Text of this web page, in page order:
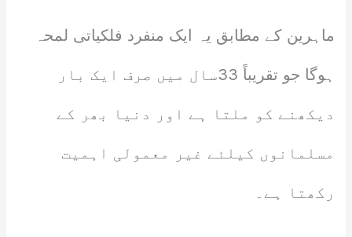
ماہرین کے مطابق یہ ایک منفرد فلکیاتی لمحہ
ہوگا جو تقریباً 33سال میں صرف ایک بار
دیکھنے کو ملتا ہے اور دنیا بھر کے
مسلمانوں کیلئے غیر معمولی اہمیت
رکھتا ہے۔